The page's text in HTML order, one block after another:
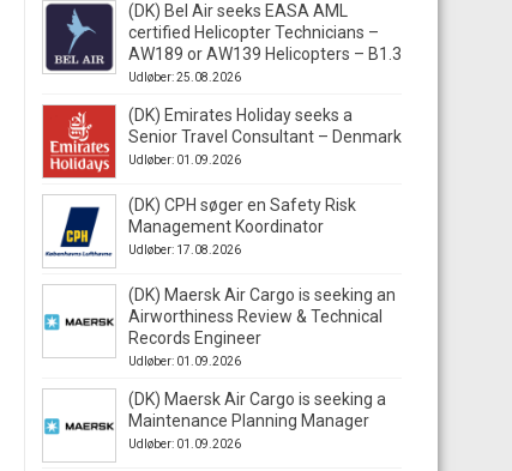
(DK) Bel Air seeks EASA AML
certified Helicopter Technicians –
AW189 or AW139 Helicopters – B1.3
Udløber: 25.08.2026
(DK) Emirates Holiday seeks a
Senior Travel Consultant – Denmark
Udløber: 01.09.2026
(DK) CPH søger en Safety Risk
Management Koordinator
Udløber: 17.08.2026
(DK) Maersk Air Cargo is seeking an
Airworthiness Review & Technical
Records Engineer
Udløber: 01.09.2026
(DK) Maersk Air Cargo is seeking a
Maintenance Planning Manager
Udløber: 01.09.2026